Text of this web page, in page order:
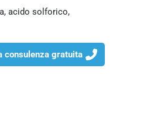
acido solforico,
consulenza gratuita